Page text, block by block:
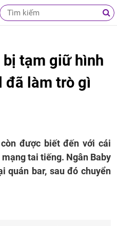
bị tạm giữ hình
đã làm trò gì
được biết đến với cái
tai tiếng. Ngân Baby
quán bar, sau đó chuyển